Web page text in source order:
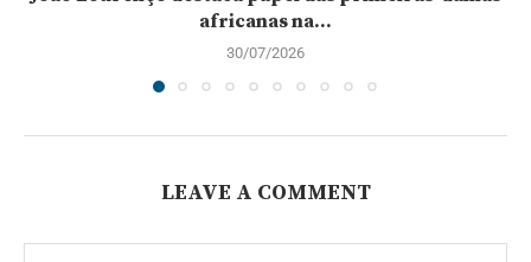
africanas na...
30/07/2026
LEAVE A COMMENT